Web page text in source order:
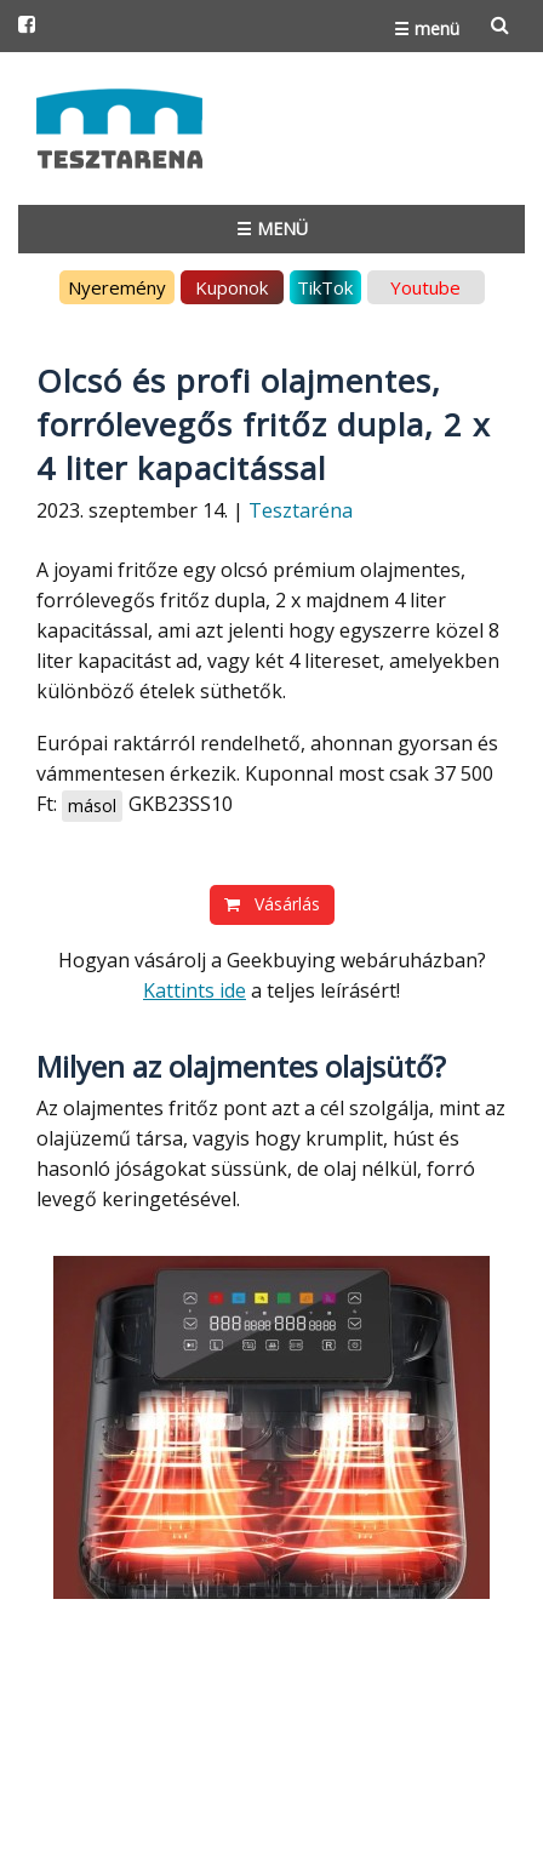
☰ menü
to
content
☰ MENÜ
Nyeremény Kuponok TikTok Youtube
Olcsó és profi olajmentes,
forrólevegős fritőz dupla, 2 x
4 liter kapacitással
2023. szeptember 14. | Tesztaréna
A joyami fritőze egy olcsó prémium olajmentes,
forrólevegős fritőz dupla, 2 x majdnem 4 liter
kapacitással, ami azt jelenti hogy egyszerre közel 8
liter kapacitást ad, vagy két 4 litereset, amelyekben
különböző ételek süthetők.
Európai raktárról rendelhető, ahonnan gyorsan és
vámmentesen érkezik. Kuponnal most csak 37 500
Ft: másol GKB23SS10
Vásárlás
Hogyan vásárolj a Geekbuying webáruházban?
Kattints ide a teljes leírásért!
Milyen az olajmentes olajsütő?
Az olajmentes fritőz pont azt a cél szolgálja, mint az
olajüzemű társa, vagyis hogy krumplit, húst és
hasonló jóságokat süssünk, de olaj nélkül, forró
levegő keringetésével.